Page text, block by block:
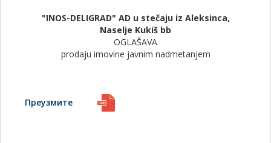
"INOS-DELIGRAD" AD u stečaju iz Aleksinca,
Naselje Kukiš bb
OGLAŠAVA
prodaju imovine javnim nadmetanjem
Преузмите